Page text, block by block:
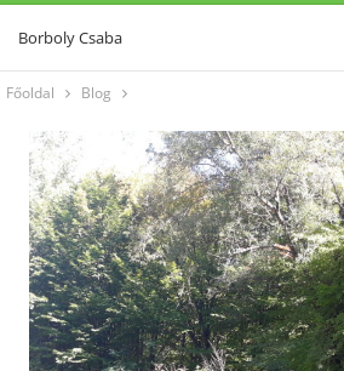
Borboly Csaba
Főoldal Blog